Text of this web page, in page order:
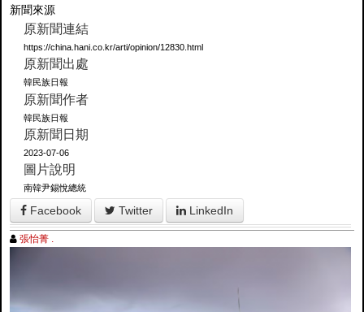
新聞來源
原新聞連結
https://china.hani.co.kr/arti/opinion/12830.html
原新聞出處
韓民族日報
原新聞作者
韓民族日報
原新聞日期
2023-07-06
圖片說明
南韓尹錫悅總統
Facebook Twitter LinkedIn
張怡菁 .